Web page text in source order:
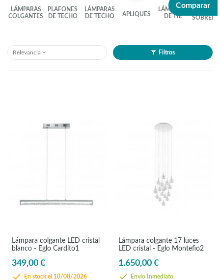
LÁMPARAS
COLGANTES
PLAFONES
DE TECHO
LÁMPARAS
DE TECHO
APLIQUES
LÁMPARAS
DE PIE
Relevancia Filtros
Lámpara colgante LED cristal
blanco - Eglo Cardito1
349,00 €
En stock el 10/08/2026
Lámpara colgante 17 luces
LED cristal - Eglo Montefio2
1.650,00 €
Envío Inmediato
Comparar